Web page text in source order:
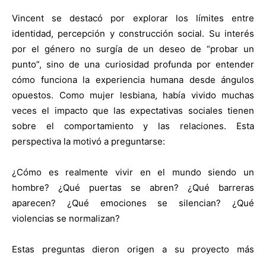
Vincent se destacó por explorar los límites entre
identidad, percepción y construcción social. Su interés
por el género no surgía de un deseo de “probar un
punto”, sino de una curiosidad profunda por entender
cómo funciona la experiencia humana desde ángulos
opuestos. Como mujer lesbiana, había vivido muchas
veces el impacto que las expectativas sociales tienen
sobre el comportamiento y las relaciones. Esta
perspectiva la motivó a preguntarse:
¿Cómo es realmente vivir en el mundo siendo un
hombre? ¿Qué puertas se abren? ¿Qué barreras
aparecen? ¿Qué emociones se silencian? ¿Qué
violencias se normalizan?
Estas preguntas dieron origen a su proyecto más